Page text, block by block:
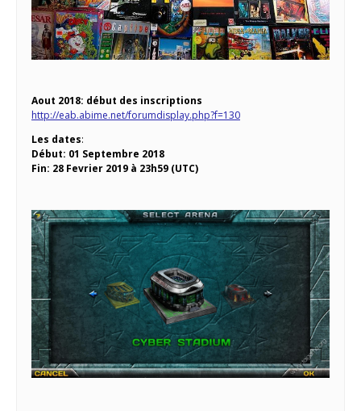
Aout 2018: début des inscriptions
http://eab.abime.net/forumdisplay.php?f=130
Les dates:
Début: 01 Septembre 2018
Fin: 28 Fevrier 2019 à 23h59 (UTC)